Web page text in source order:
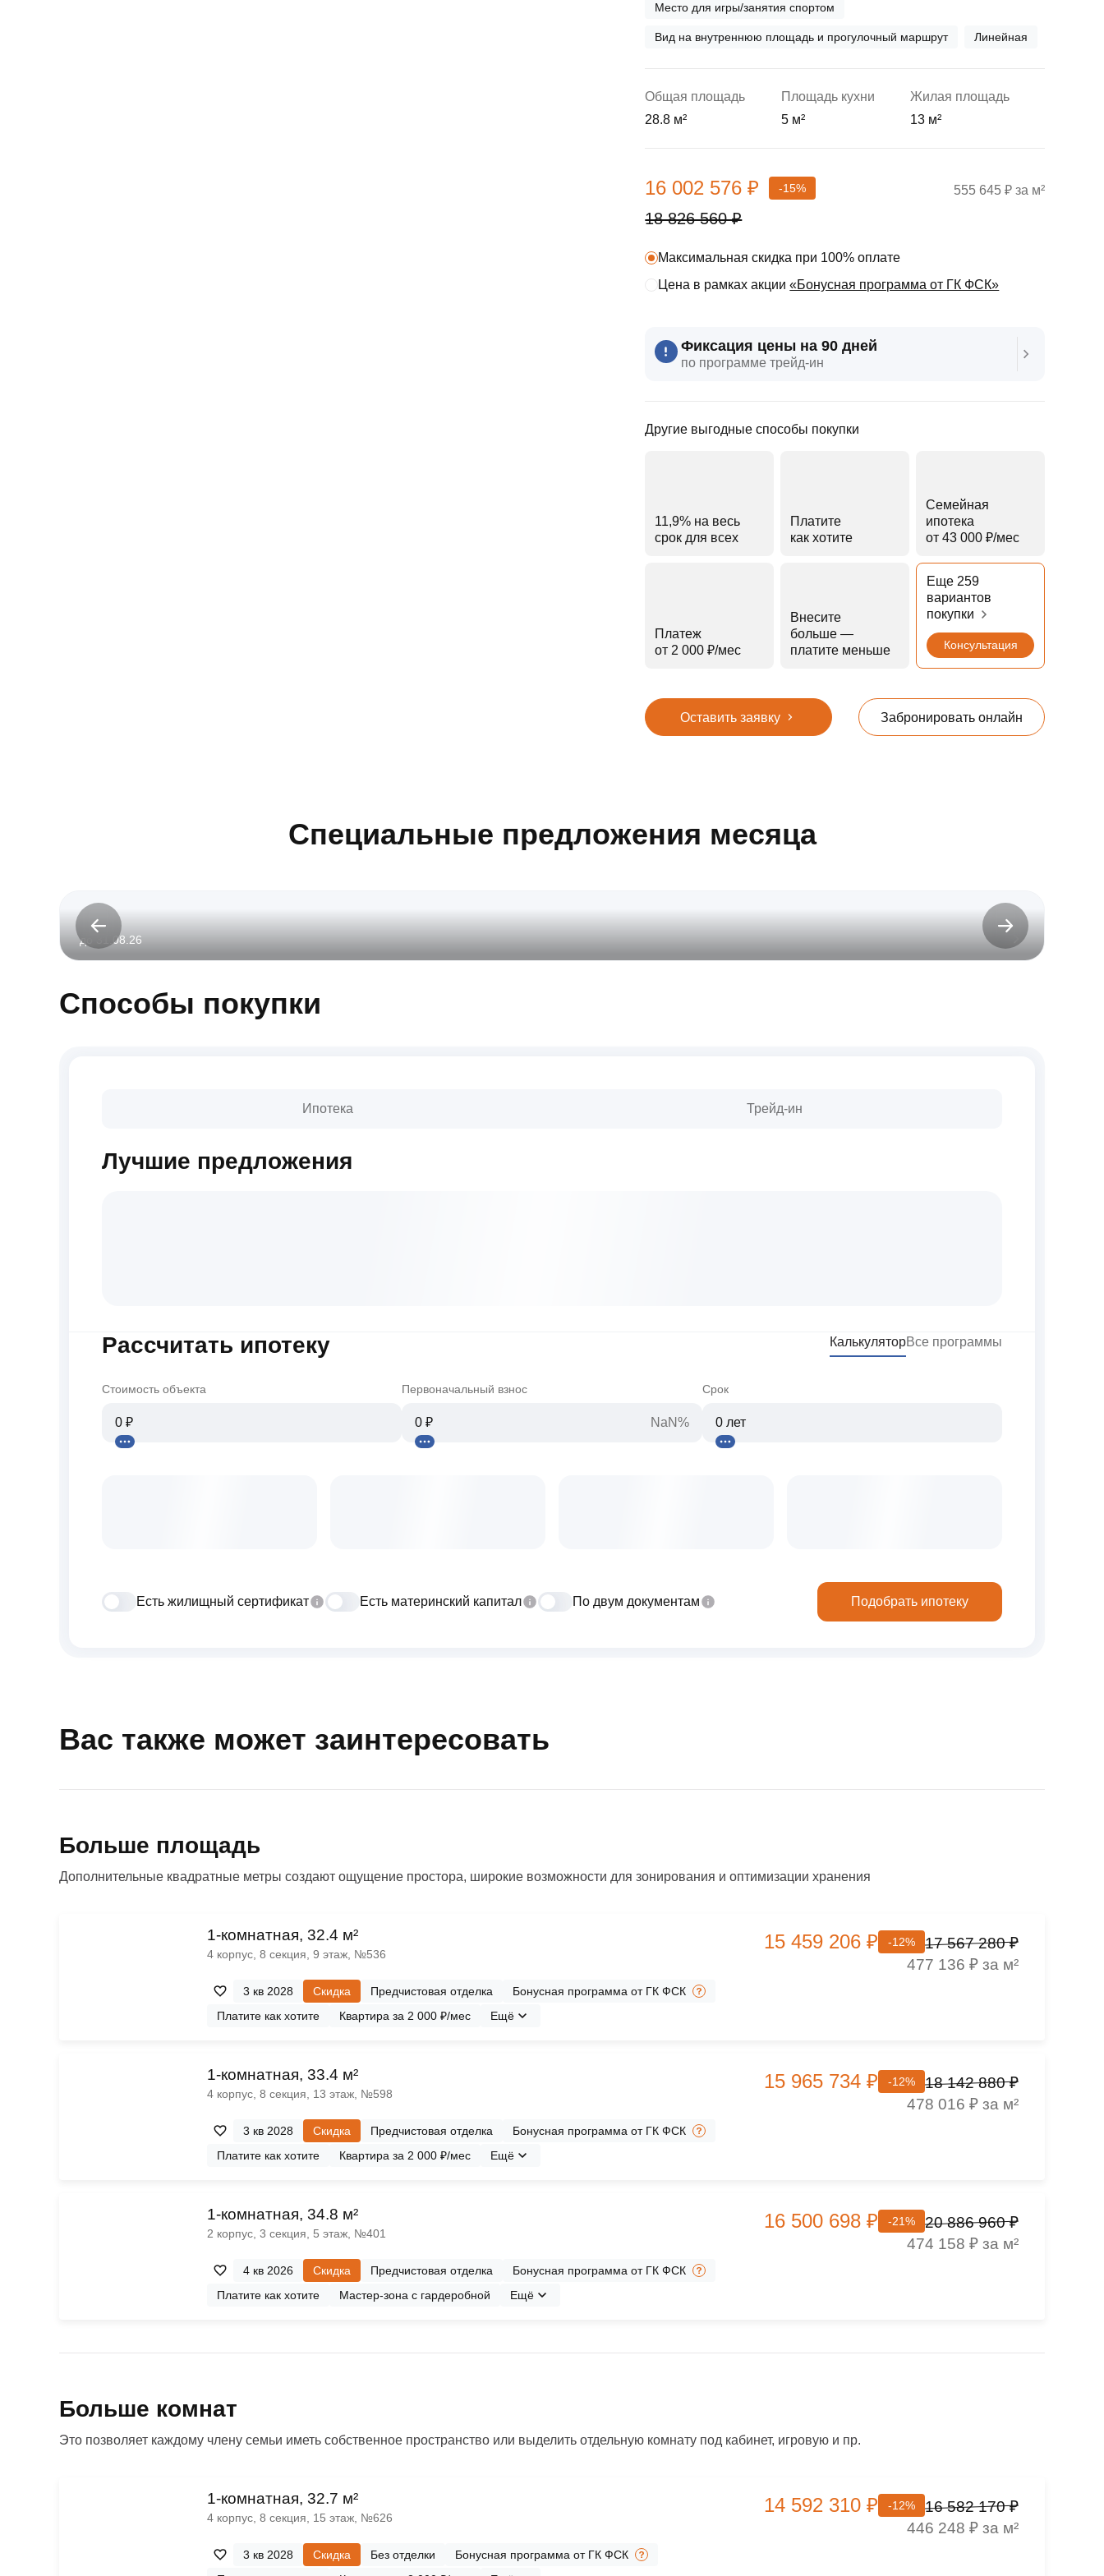
18 826 560 ₽
16 002 576 ₽ -15%
Фиксация цены на 90 дней
по программе трейд‑ин
Другие выгодные способы покупки
11,9% на весь
срок для всех
Платите
как хотите
Семейная
ипотека
от 43 000 ₽⁠/⁠мес
Платеж
от 2 000 ₽⁠/⁠мес
Внесите
больше —
платите меньше
Еще 259
вариантов
покупки
Консультация
Максимальная скидка при 100% оплате
Цена в рамках акции«Бонусная программа от ГК ФСК»
555 645 ₽ за м²
Оставить заявку Забронировать онлайн
Место для игры/занятия спортом
Вид на внутреннюю площадь и прогулочный маршрут Линейная
Общая площадь
28.8 м²
Площадь кухни
5 м²
Жилая площадь
13 м²
Специальные предложения месяца
до 31.08.26
Способы покупки
Ипотека Трейд-ин
Лучшие предложения
КалькуляторВсе программы
Рассчитать ипотеку
Стоимость объекта Первоначальный взнос
NaN%
Срок
Есть жилищный сертификат Есть материнский капитал По двум документам Подобрать ипотеку
Вас также может заинтересовать
Больше площадь
Дополнительные квадратные метры создают ощущение простора, широкие возможности для зонирования и оптимизации хранения
1-комнатная, 32.4 м²
4 корпус, 8 секция, 9 этаж, №536
3 кв 2028 Скидка Предчистовая отделка
Бонусная программа от ГК ФСК
Платите как хотите
Квартира за 2 000 ₽/мес Ещё
15 459 206 ₽ -12%
17 567 280 ₽
477 136 ₽ за м²
1-комнатная, 33.4 м²
4 корпус, 8 секция, 13 этаж, №598
3 кв 2028 Скидка Предчистовая отделка
Бонусная программа от ГК ФСК
Платите как хотите
Квартира за 2 000 ₽/мес Ещё
15 965 734 ₽ -12%
18 142 880 ₽
478 016 ₽ за м²
1-комнатная, 34.8 м²
2 корпус, 3 секция, 5 этаж, №401
4 кв 2026 Скидка Предчистовая отделка
Бонусная программа от ГК ФСК
Платите как хотите
Мастер-зона с гардеробной Ещё
16 500 698 ₽ -21%
20 886 960 ₽
474 158 ₽ за м²
Больше комнат
Это позволяет каждому члену семьи иметь собственное пространство или выделить отдельную комнату под кабинет, игровую и пр.
1-комнатная, 32.7 м²
4 корпус, 8 секция, 15 этаж, №626
3 кв 2028 Скидка Без отделки
Бонусная программа от ГК ФСК
14 592 310 ₽ -12%
16 582 170 ₽
446 248 ₽ за м²